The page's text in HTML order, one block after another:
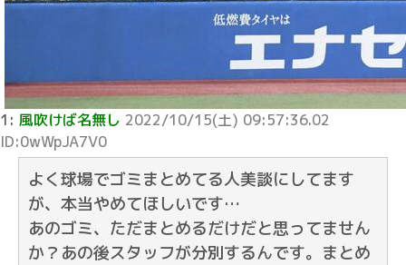
1: 風吹けば名無し 2022/10/15(土) 09:57:36.02
ID:0wWpJA7V0
よく球場でゴミまとめてる人美談にしてます
が、本当やめてほしいです…
あのゴミ、ただまとめるだけだと思ってません
か？あの後スタッフが分別するんです。まとめ